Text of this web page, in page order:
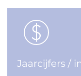
Jaarcijfers /